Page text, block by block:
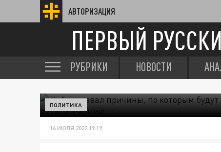
АВТОРИЗАЦИЯ
ПЕРВЫЙ
РУБРИКИ НОВОСТИ
ПОЛИТИКА
16 ИЮЛЯ 2022 19:19